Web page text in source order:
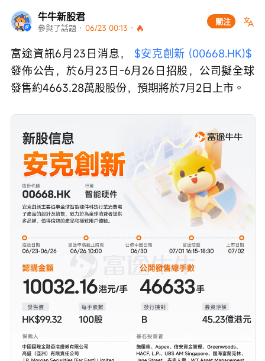
牛牛新股君
參與了話題 · 06/23 00:13 ·
關注
富途資訊6月23日消息， $安克創新 (00668.HK)$
發佈公告，於6月23日-6月26日招股，公司擬全球
發售約4663.28萬股股份，預期將於7月2日上市。